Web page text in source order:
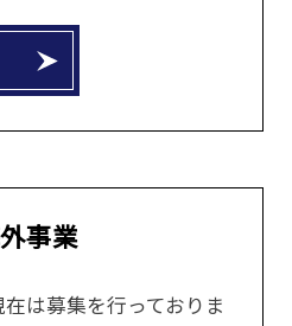
事業
は募集を行っておりま